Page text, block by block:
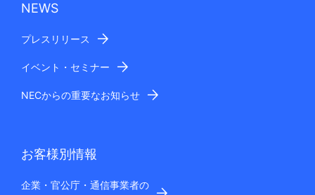
NEWS
プレスリリース
イベント・セミナー
NECからの重要なお知らせ
お客様別情報
企業・官公庁・通信事業者の